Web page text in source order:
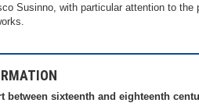
Susinno, with particular attention to
between sixteenth and eighteenth